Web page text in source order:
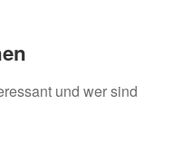
und wer sind